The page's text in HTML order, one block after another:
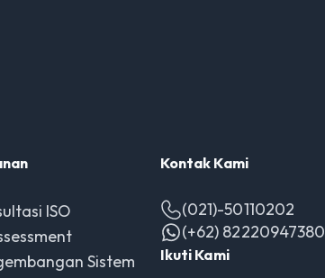
ISO
Sistem
Kontak Kami
(021)-50110202
(+62) 82220947380
Ikuti Kami